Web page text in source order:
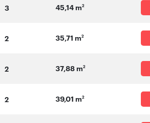
3 45,14 m2
2 35,71 m2
2 37,88 m2
2 39,01 m2